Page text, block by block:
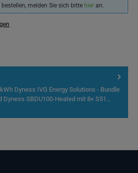
melden Sie sich bitte hier an.
Dyness IVG Energy Solutions - Bundle
Dyness SBDU100-Heated mit 8× S51…